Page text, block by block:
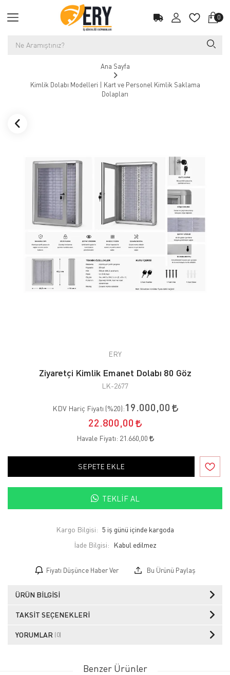
0
Ana Sayfa
Kimlik Dolabı Modelleri | Kart ve Personel Kimlik Saklama
Dolapları
ERY
Ziyaretçi Kimlik Emanet Dolabı 80 Göz
LK-2677
KDV Hariç Fiyatı (%20):19.000,00
22.800,00
Havale Fiyatı: 21.660,00
SEPETE EKLE
TEKLIF AL
Kargo Bilgisi: 5 iş günü içinde kargoda
İade Bilgisi:
Fiyatı Düşünce Haber Ver Bu Ürünü Paylaş
ÜRÜN BILGISI
TAKSIT SEÇENEKLERI
YORUMLAR (0)
Benzer Ürünler